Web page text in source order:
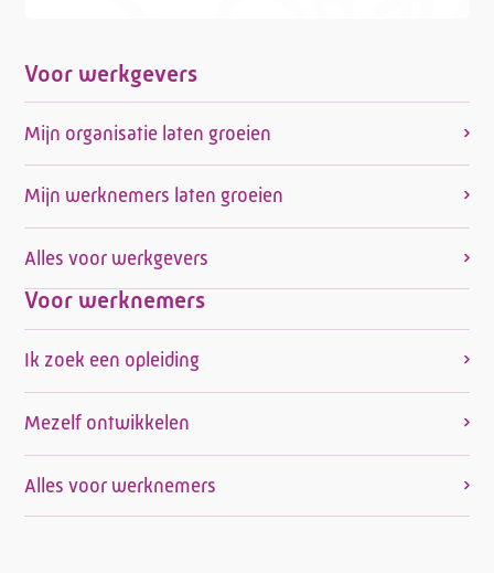
Voor werkgevers
Mijn organisatie laten groeien
Mijn werknemers laten groeien
Alles voor werkgevers
Voor werknemers
Ik zoek een opleiding
Mezelf ontwikkelen
Alles voor werknemers